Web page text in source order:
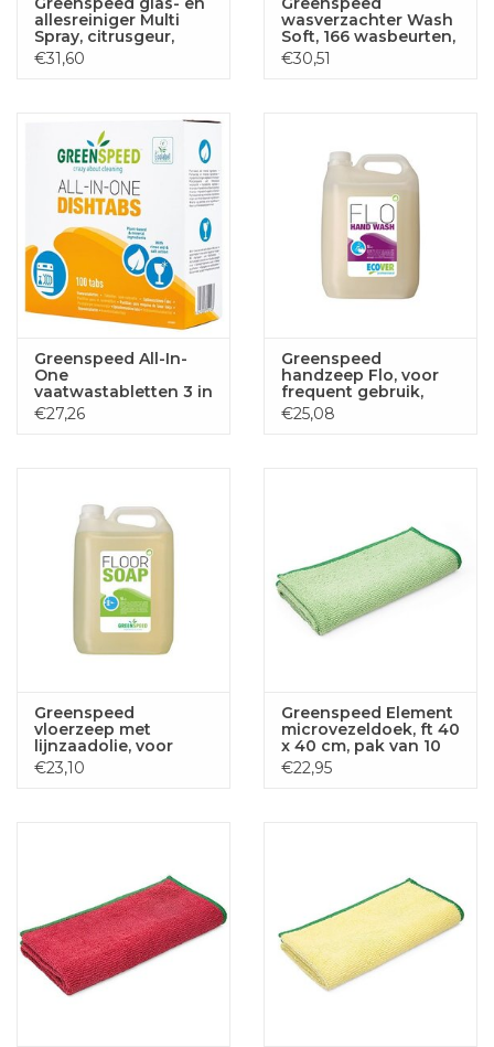
allesreiniger Multi
Spray, citrusgeur,
flacon van 5 liter
€31,60
wasverzachter Wash
Soft, 166 wasbeurten,
flacon van 5 liter
€30,51
Greenspeed All-In-
One
vaatwastabletten 3 in
1 werking, 100 stuks,
1.8 kg
€27,26
Greenspeed
handzeep Flo, voor
frequent gebruik,
bloemenparfum,
flacon van 5 liter
€25,08
Greenspeed
vloerzeep met
lijnzaadolie, voor
poreuze vloeren,
citrusgeur, flacon van
€23,10
Greenspeed Element
microvezeldoek, ft 40
x 40 cm, pak van 10
stuks, groen
€22,95